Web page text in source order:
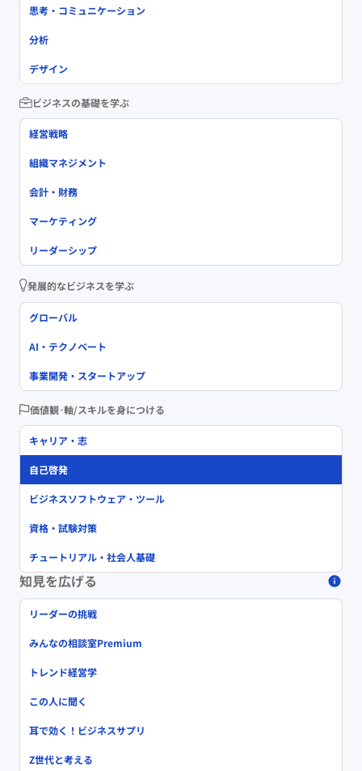
思考・コミュニケーション
分析
デザイン
ビジネスの基礎を学ぶ
経営戦略
組織マネジメント
会計・財務
マーケティング
リーダーシップ
発展的なビジネスを学ぶ
グローバル
AI・テクノベート
事業開発・スタートアップ
価値観･軸/スキルを身につける
キャリア・志
自己啓発
ビジネスソフトウェア・ツール
資格・試験対策
チュートリアル・社会人基礎
知見を広げる
リーダーの挑戦
みんなの相談室Premium
トレンド経営学
この人に聞く
耳で効く！ビジネスサプリ
Z世代と考える